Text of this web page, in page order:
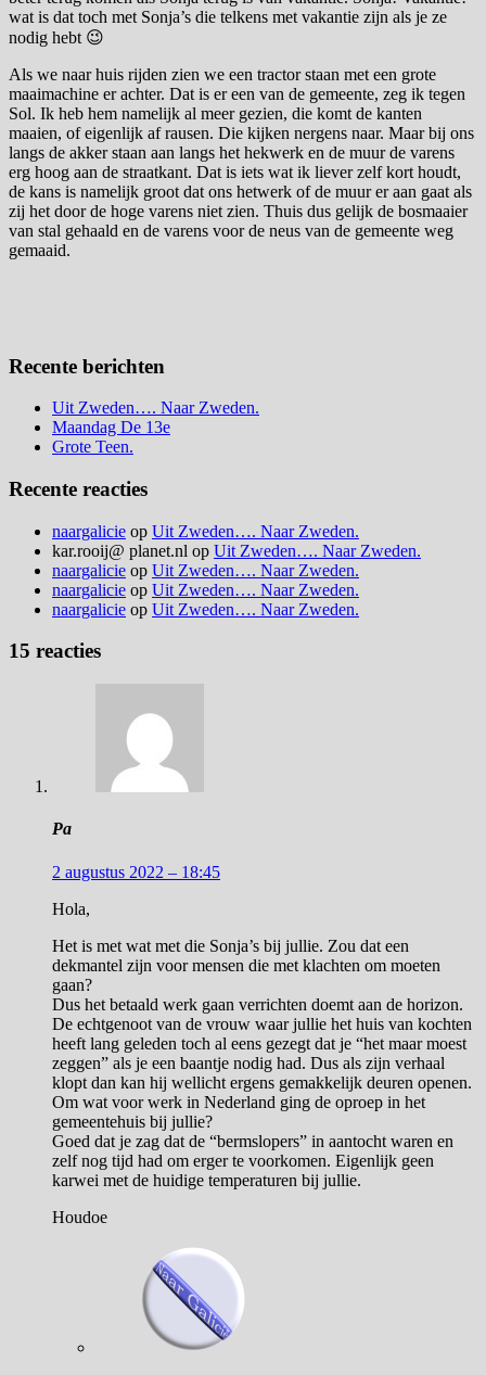
wat is dat toch met Sonja’s die telkens met vakantie zijn als je ze
nodig hebt 😉
Als we naar huis rijden zien we een tractor staan met een grote
maaimachine er achter. Dat is er een van de gemeente, zeg ik tegen
Sol. Ik heb hem namelijk al meer gezien, die komt de kanten
maaien, of eigenlijk af rausen. Die kijken nergens naar. Maar bij ons
langs de akker staan aan langs het hekwerk en de muur de varens
erg hoog aan de straatkant. Dat is iets wat ik liever zelf kort houdt,
de kans is namelijk groot dat ons hetwerk of de muur er aan gaat als
zij het door de hoge varens niet zien. Thuis dus gelijk de bosmaaier
van stal gehaald en de varens voor de neus van de gemeente weg
gemaaid.
Recente berichten
Uit Zweden…. Naar Zweden.
Maandag De 13e
Grote Teen.
Recente reacties
naargalicie op Uit Zweden…. Naar Zweden.
kar.rooij@ planet.nl op Uit Zweden…. Naar Zweden.
naargalicie op Uit Zweden…. Naar Zweden.
naargalicie op Uit Zweden…. Naar Zweden.
naargalicie op Uit Zweden…. Naar Zweden.
15 reacties
Pa
2 augustus 2022 – 18:45
Hola,
Het is met wat met die Sonja’s bij jullie. Zou dat een
dekmantel zijn voor mensen die met klachten om moeten
gaan?
Dus het betaald werk gaan verrichten doemt aan de horizon.
De echtgenoot van de vrouw waar jullie het huis van kochten
heeft lang geleden toch al eens gezegt dat je “het maar moest
zeggen” als je een baantje nodig had. Dus als zijn verhaal
klopt dan kan hij wellicht ergens gemakkelijk deuren openen.
Om wat voor werk in Nederland ging de oproep in het
gemeentehuis bij jullie?
Goed dat je zag dat de “bermslopers” in aantocht waren en
zelf nog tijd had om erger te voorkomen. Eigenlijk geen
karwei met de huidige temperaturen bij jullie.
Houdoe